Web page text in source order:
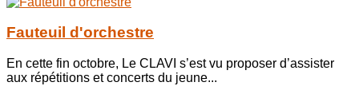
Fauteuil d'orchestre
En cette fin octobre, Le CLAVI s’est vu proposer d’assister
aux répétitions et concerts du jeune...